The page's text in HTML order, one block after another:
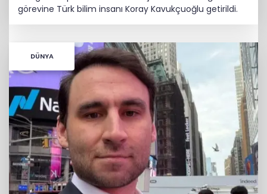
görevine Türk bilim insanı Koray Kavukçuoğlu getirildi.
DÜNYA